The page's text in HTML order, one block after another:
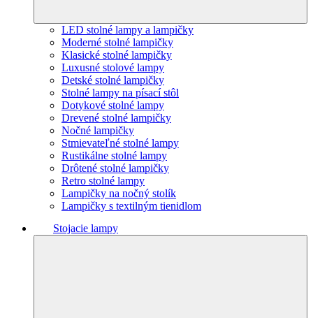
LED stolné lampy a lampičky
Moderné stolné lampičky
Klasické stolné lampičky
Luxusné stolové lampy
Detské stolné lampičky
Stolné lampy na písací stôl
Dotykové stolné lampy
Drevené stolné lampičky
Nočné lampičky
Stmievateľné stolné lampy
Rustikálne stolné lampy
Drôtené stolné lampičky
Retro stolné lampy
Lampičky na nočný stolík
Lampičky s textilným tienidlom
Stojacie lampy